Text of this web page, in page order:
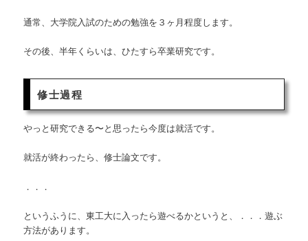
通常、大学院入試のための勉強を３ヶ月程度します。
その後、半年くらいは、ひたすら卒業研究です。
修士過程
やっと研究できる〜と思ったら今度は就活です。
就活が終わったら、修士論文です。
．．．
というふうに、東工大に入ったら遊べるかというと、．．．遊ぶ
方法があります。